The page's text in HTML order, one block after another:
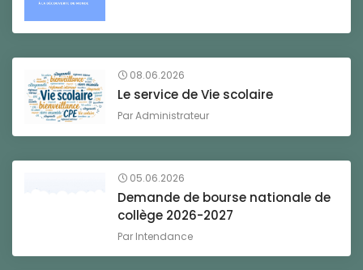
08.06.2026
Le service de Vie scolaire
ParAdministrateur
05.06.2026
Demande de bourse nationale de
collège 2026-2027
Par Intendance